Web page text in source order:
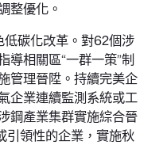
整優化。
碳化改革。對62個涉
導相關區“一群一策”制
管理晉陞。持續完美企
企業連續監測系統或工
鋼產業集群實施綜合晉
引領性的企業，實施秋